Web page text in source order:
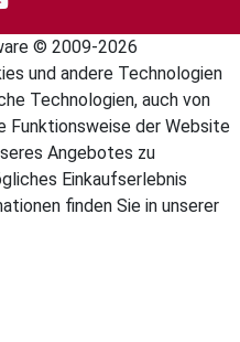
© 2009-2026
und andere Technologien
Technologien, auch von
Funktionsweise der Website
Angebotes zu
Einkaufserlebnis
finden Sie in unserer